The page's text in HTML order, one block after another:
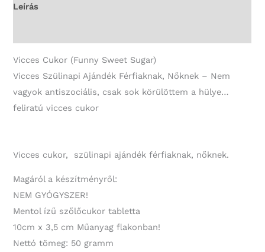
hülye...
-
Vicces
Ajándék
Leírás
Vicces Cukor (Funny Sweet Sugar)
Vicces Szülinapi Ajándék Férfiaknak, Nőknek – Nem
vagyok antiszociális, csak sok körülöttem a hülye…
feliratú vicces cukor
Vicces cukor, szülinapi ajándék férfiaknak, nőknek.
Magáról a készítményről:
NEM GYÓGYSZER!
Mentol ízű szőlőcukor tabletta
10cm x 3,5 cm Műanyag flakonban!
Nettó tömeg: 50 gramm